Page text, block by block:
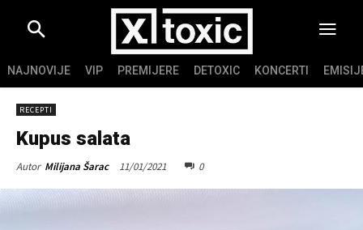
NAJNOVIJE VIP PREMIJERE DETOXIC KONCERTI
RECEPTI
Kupus salata
Autor Milijana Šarac 11/01/2021 0